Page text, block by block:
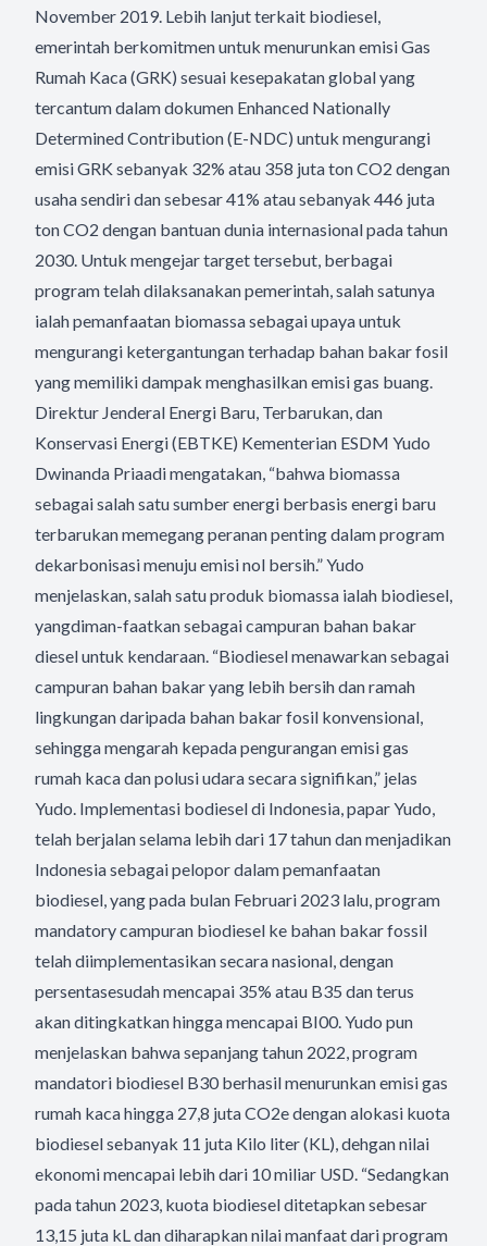
November 2019. Lebih lanjut terkait biodiesel,
emerintah berkomitmen untuk menurunkan emisi Gas
Rumah Kaca (GRK) sesuai kesepakatan global yang
tercantum dalam dokumen Enhanced Nationally
Determined Contribution (E-NDC) untuk mengurangi
emisi GRK sebanyak 32% atau 358 juta ton CO2 dengan
usaha sendiri dan sebesar 41% atau sebanyak 446 juta
ton CO2 dengan bantuan dunia internasional pada tahun
2030. Untuk mengejar target tersebut, berbagai
program telah dilaksanakan pemerintah, salah satunya
ialah pemanfaatan biomassa sebagai upaya untuk
mengurangi ketergantungan terhadap bahan bakar fosil
yang memiliki dampak menghasilkan emisi gas buang.
Direktur Jenderal Energi Baru, Terbarukan, dan
Konservasi Energi (EBTKE) Kementerian ESDM Yudo
Dwinanda Priaadi mengatakan, “bahwa biomassa
sebagai salah satu sumber energi berbasis energi baru
terbarukan memegang peranan penting dalam program
dekarbonisasi menuju emisi nol bersih.” Yudo
menjelaskan, salah satu produk biomassa ialah biodiesel,
yangdiman-faatkan sebagai campuran bahan bakar
diesel untuk kendaraan. “Biodiesel menawarkan sebagai
campuran bahan bakar yang lebih bersih dan ramah
lingkungan daripada bahan bakar fosil konvensional,
sehingga mengarah kepada pengurangan emisi gas
rumah kaca dan polusi udara secara signifikan,” jelas
Yudo. Implementasi bodiesel di Indonesia, papar Yudo,
telah berjalan selama lebih dari 17 tahun dan menjadikan
Indonesia sebagai pelopor dalam pemanfaatan
biodiesel, yang pada bulan Februari 2023 lalu, program
mandatory campuran biodiesel ke bahan bakar fossil
telah diimplementasikan secara nasional, dengan
persentasesudah mencapai 35% atau B35 dan terus
akan ditingkatkan hingga mencapai BI00. Yudo pun
menjelaskan bahwa sepanjang tahun 2022, program
mandatori biodiesel B30 berhasil menurunkan emisi gas
rumah kaca hingga 27,8 juta CO2e dengan alokasi kuota
biodiesel sebanyak 11 juta Kilo liter (KL), dehgan nilai
ekonomi mencapai lebih dari 10 miliar USD. “Sedangkan
pada tahun 2023, kuota biodiesel ditetapkan sebesar
13,15 juta kL dan diharapkan nilai manfaat dari program